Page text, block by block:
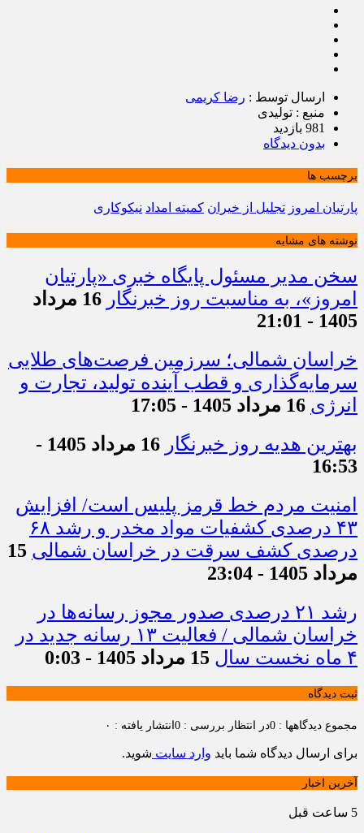
ارسال توسط : رضا کریمی
منبع : تولیدی
981 بازدید
بدون دیدگاه
برچسب ها
پارتیان امروز تجلیل از خیران کمیته امداد نیکوکاری
نوشته های مشابه
سخن مدیر مسئول پایگاه خبری «پارتیان
امروز»، به مناسبت روز خبرنگار
16 مرداد
1405 - 21:01
خراسان شمالی؛ سرزمین فرصت‌های طلایی
سرمایه‌گذاری و قطب آینده تولید، تجارت و
انرژی 16 مرداد 1405 - 17:05
بهترین هدیه روز خبرنگار
16 مرداد 1405 -
16:53
امنیت مردم خط قرمز پلیس است/ افزایش
۴۳ درصدی کشفیات مواد مخدر و رشد ۶۸
درصدی کشف سرقت در خراسان شمالی 15
مرداد 1405 - 23:04
رشد ۲۱ درصدی صدور مجوز رسانه‌ها در
خراسان شمالی / فعالیت ۱۳ رسانه جدید در
۴ ماه نخست سال
15 مرداد 1405 - 0:03
ثبت دیدگاه
مجموع دیدگاهها : 0 در انتظار بررسی : 0 انتشار یافته : ۰
برای ارسال دیدگاه شما باید وارد سایت شوید.
آخرین اخبار
5 ساعت قبل